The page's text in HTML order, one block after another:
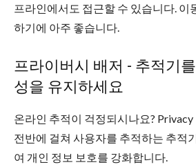
프라인에서도 접근할 수 있습니다. 이
하기에 아주 좋습니다.
프라이버시 배저 - 추적기
성을 유지하세요
온라인 추적이 걱정되시나요?
전반에 걸쳐 사용자를 추적하는 추적
여 개인 정보 보호를 강화합니다.